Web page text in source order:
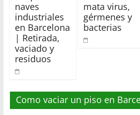
naves
industriales
en Barcelona
| Retirada,
vaciado y
residuos
mata virus,
gérmenes y
bacterias
Como vaciar un piso en